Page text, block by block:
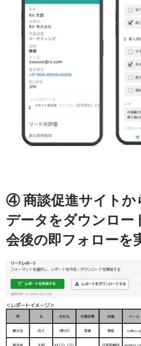
④ 商談促進サイトか
データをダウンロー
会後の即フォローを